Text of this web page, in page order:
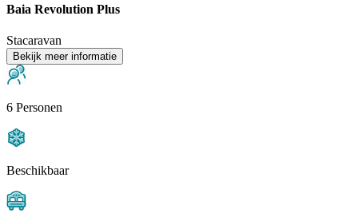
Baia Revolution Plus
Stacaravan
Bekijk meer informatie
6 Personen
Beschikbaar